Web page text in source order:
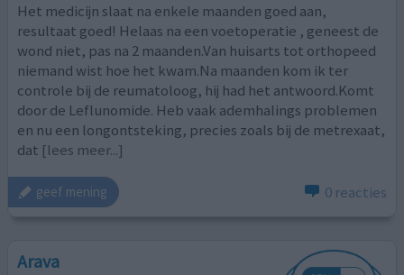
Het medicijn slaat na enkele maanden goed aan,
resultaat goed! Helaas na een voetoperatie , geneest de
wond niet, pas na 2 maanden.Van huisarts tot orthopeed
niemand wist hoe het kwam.Na maanden kom ik ter
controle bij de reumatoloog, hij had het antwoord.Komt
door de Leflunomide. Heb vaak ademhalings problemen
en nu een longontsteking, precies zoals bij de metrexaat,
dat [lees meer...]
geef mening 0 reacties
Arava